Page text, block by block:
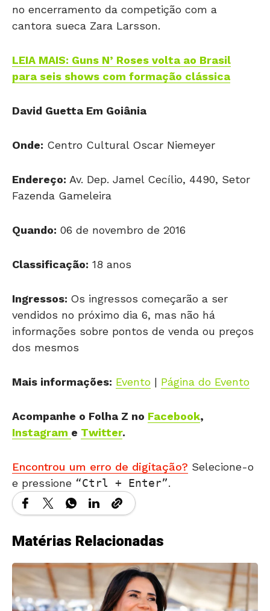
no encerramento da competição com a
cantora sueca Zara Larsson.
LEIA MAIS: Guns N’ Roses volta ao Brasil
para seis shows com formação clássica
David Guetta Em Goiânia
Onde: Centro Cultural Oscar Niemeyer
Endereço: Av. Dep. Jamel Cecílio, 4490, Setor
Fazenda Gameleira
Quando: 06 de novembro de 2016
Classificação: 18 anos
Ingressos: Os ingressos começarão a ser
vendidos no próximo dia 6, mas não há
informações sobre pontos de venda ou preços
dos mesmos
Mais informações: Evento | Página do Evento
Acompanhe o Folha Z no Facebook,
Instagram e Twitter.
Encontrou um erro de digitação? Selecione-o
e pressione
Ctrl + Enter .
Matérias Relacionadas